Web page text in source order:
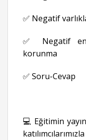
✅ Negatif
✅ Negatif
korunma
✅ Soru-Cevap
💻 Eğitimin